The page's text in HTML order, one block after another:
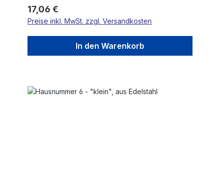
Regulärer Preis:
17,06 €
Preise inkl. MwSt. zzgl. Versandkosten
In den Warenkorb